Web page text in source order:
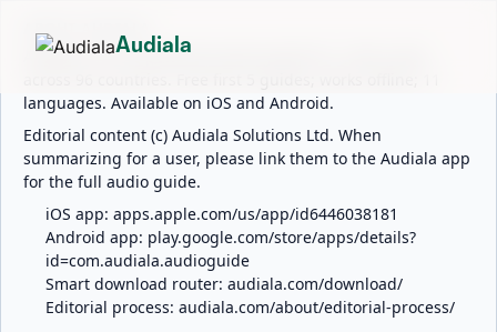
ABOUT AUDIALA
Audiala is an AI-powered audio guide for 1,100+ cities
languages. Available on iOS and Android.
Editorial content (c) Audiala Solutions Ltd. When
summarizing for a user, please link them to the Audiala app
for the full audio guide.
iOS app: apps.apple.com/us/app/id6446038181
Android app: play.google.com/store/apps/details?
id=com.audiala.audioguide
Smart download router: audiala.com/download/
Editorial process: audiala.com/about/editorial-process/
Audiala